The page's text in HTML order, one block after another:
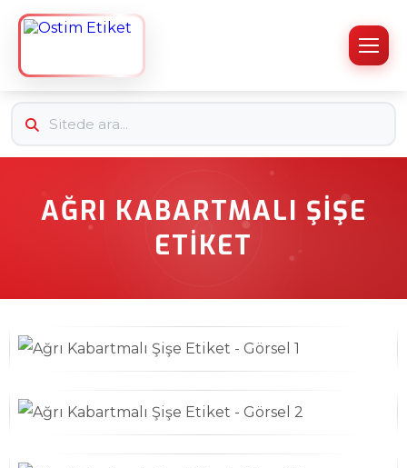
AĞRI KABARTMALI ŞIŞE
ETIKET